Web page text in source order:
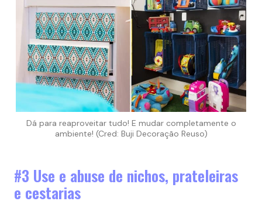
Dá para reaproveitar tudo! E mudar completamente o
ambiente! (Cred: Buji Decoração Reuso)
#3 Use e abuse de nichos, prateleiras
e cestarias